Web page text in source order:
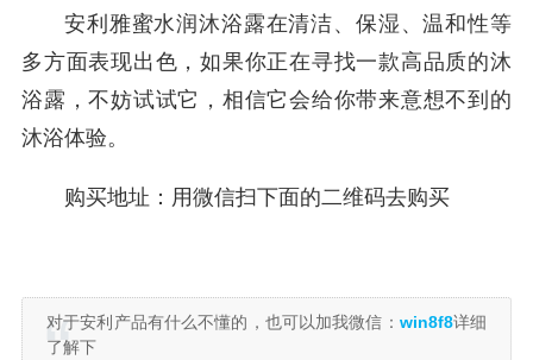
安利雅蜜水润沐浴露在清洁、保湿、温和性等
多方面表现出色，如果你正在寻找一款高品质的沐
浴露，不妨试试它，相信它会给你带来意想不到的
沐浴体验。
购买地址：用微信扫下面的二维码去购买
对于安利产品有什么不懂的，也可以加我微信： win8f8详细
了解下